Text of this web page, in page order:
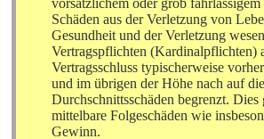
Schäden aus der Verletzung von
Gesundheit und der Verletzung
Vertragspflichten (Kardinalpflichten)
Vertragsschluss typischerweise
und im übrigen der Höhe nach auf
Durchschnittsschäden begrenzt.
mittelbare Folgeschäden wie
Gewinn.